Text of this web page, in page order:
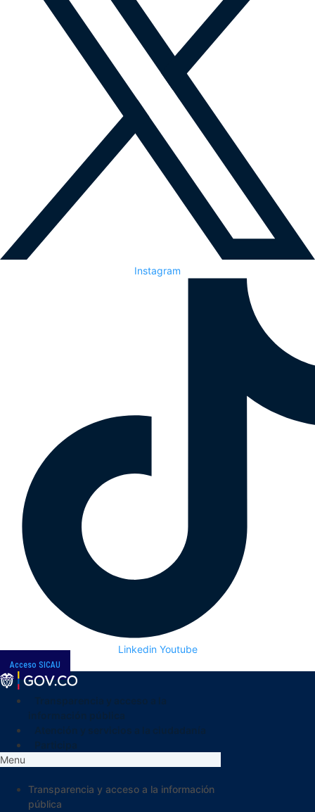
Instagram
Linkedin Youtube
Acceso SICAU
Menu
Transparencia y acceso a la información
pública